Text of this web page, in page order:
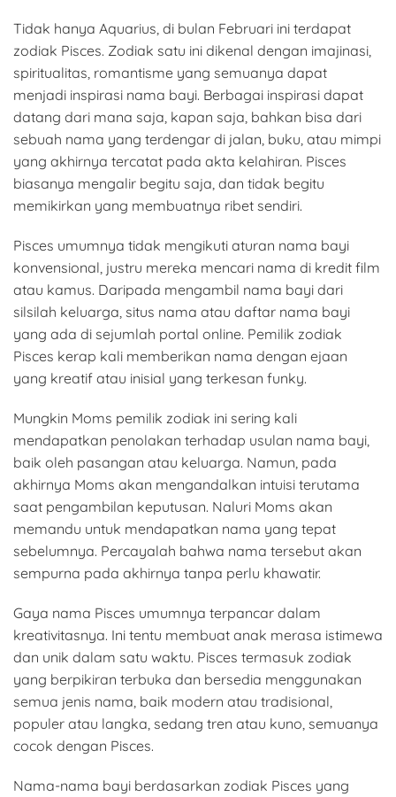
Tidak hanya Aquarius, di bulan Februari ini terdapat
zodiak Pisces. Zodiak satu ini dikenal dengan imajinasi,
spiritualitas, romantisme yang semuanya dapat
menjadi inspirasi nama bayi. Berbagai inspirasi dapat
datang dari mana saja, kapan saja, bahkan bisa dari
sebuah nama yang terdengar di jalan, buku, atau mimpi
yang akhirnya tercatat pada akta kelahiran. Pisces
biasanya mengalir begitu saja, dan tidak begitu
memikirkan yang membuatnya ribet sendiri.
Pisces umumnya tidak mengikuti aturan nama bayi
konvensional, justru mereka mencari nama di kredit film
atau kamus. Daripada mengambil nama bayi dari
silsilah keluarga, situs nama atau daftar nama bayi
yang ada di sejumlah portal online. Pemilik zodiak
Pisces kerap kali memberikan nama dengan ejaan
yang kreatif atau inisial yang terkesan funky.
Mungkin Moms pemilik zodiak ini sering kali
mendapatkan penolakan terhadap usulan nama bayi,
baik oleh pasangan atau keluarga. Namun, pada
akhirnya Moms akan mengandalkan intuisi terutama
saat pengambilan keputusan. Naluri Moms akan
memandu untuk mendapatkan nama yang tepat
sebelumnya. Percayalah bahwa nama tersebut akan
sempurna pada akhirnya tanpa perlu khawatir.
Gaya nama Pisces umumnya terpancar dalam
kreativitasnya. Ini tentu membuat anak merasa istimewa
dan unik dalam satu waktu. Pisces termasuk zodiak
yang berpikiran terbuka dan bersedia menggunakan
semua jenis nama, baik modern atau tradisional,
populer atau langka, sedang tren atau kuno, semuanya
cocok dengan Pisces.
Nama-nama bayi berdasarkan zodiak Pisces yang